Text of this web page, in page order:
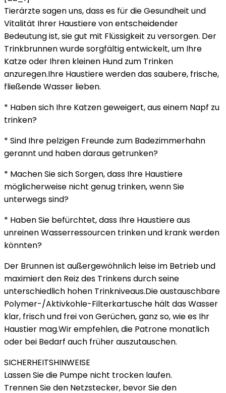
Tierärzte sagen uns, dass es für die Gesundheit und
Vitalität Ihrer Haustiere von entscheidender
Bedeutung ist, sie gut mit Flüssigkeit zu versorgen. Der
Trinkbrunnen wurde sorgfältig entwickelt, um Ihre
Katze oder Ihren kleinen Hund zum Trinken
anzuregen.Ihre Haustiere werden das saubere, frische,
fließende Wasser lieben.
* Haben sich Ihre Katzen geweigert, aus einem Napf zu
trinken?
* Sind Ihre pelzigen Freunde zum Badezimmerhahn
gerannt und haben daraus getrunken?
* Machen Sie sich Sorgen, dass Ihre Haustiere
möglicherweise nicht genug trinken, wenn Sie
unterwegs sind?
* Haben Sie befürchtet, dass Ihre Haustiere aus
unreinen Wasserressourcen trinken und krank werden
könnten?
Der Brunnen ist außergewöhnlich leise im Betrieb und
maximiert den Reiz des Trinkens durch seine
unterschiedlich hohen Trinkniveaus.Die austauschbare
Polymer-/Aktivkohle-Filterkartusche hält das Wasser
klar, frisch und frei von Gerüchen, ganz so, wie es Ihr
Haustier mag.Wir empfehlen, die Patrone monatlich
oder bei Bedarf auch früher auszutauschen.
SICHERHEITSHINWEISE
Lassen Sie die Pumpe nicht trocken laufen.
Trennen Sie den Netzstecker, bevor Sie den